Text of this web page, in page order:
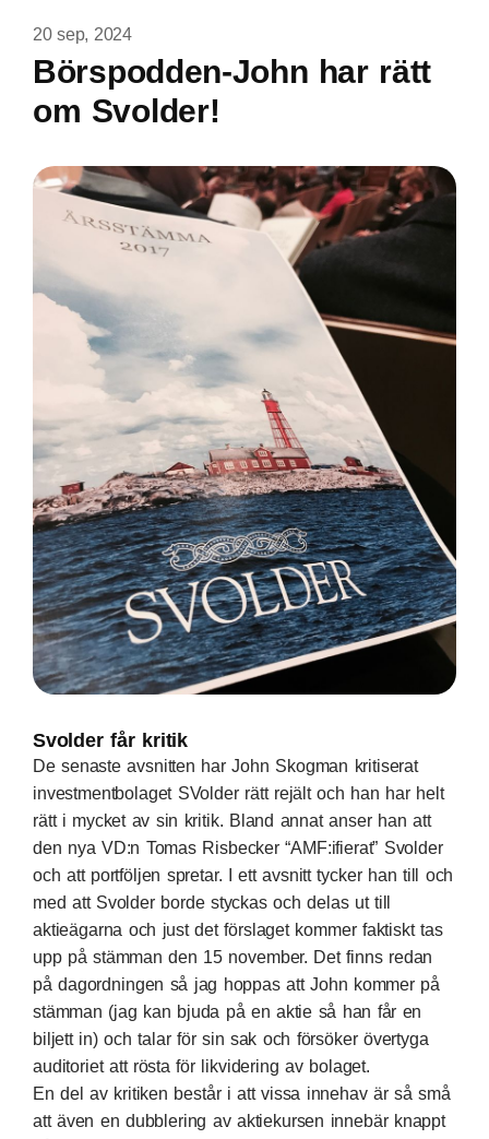
20 sep, 2024
Börspodden-John har rätt
om Svolder!
Svolder får kritik
De senaste avsnitten har John Skogman kritiserat
investmentbolaget SVolder rätt rejält och han har helt
rätt i mycket av sin kritik. Bland annat anser han att
den nya VD:n Tomas Risbecker “AMF:ifierat” Svolder
och att portföljen spretar. I ett avsnitt tycker han till och
med att Svolder borde styckas och delas ut till
aktieägarna och just det förslaget kommer faktiskt tas
upp på stämman den 15 november. Det finns redan
på dagordningen så jag hoppas att John kommer på
stämman (jag kan bjuda på en aktie så han får en
biljett in) och talar för sin sak och försöker övertyga
auditoriet att rösta för likvidering av bolaget.
En del av kritiken består i att vissa innehav är så små
att även en dubblering av aktiekursen innebär knappt